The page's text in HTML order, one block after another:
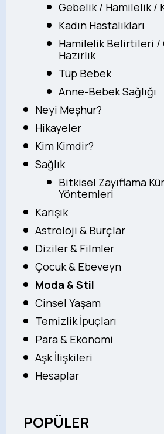
Gebelik / Hamilelik /
Kadın Hastalıkları
Hamilelik Belirtileri /
Hazırlık
Tüp Bebek
Anne-Bebek Sağlığı
Neyi Meşhur?
Hikayeler
Kim Kimdir?
Sağlık
Bitkisel Zayıflama
Yöntemleri
Karışık
Astroloji & Burçlar
Diziler & Filmler
Çocuk & Ebeveyn
Moda & Stil
Cinsel Yaşam
Temizlik İpuçları
Para & Ekonomi
Aşk İlişkileri
Hesaplar
POPÜLER